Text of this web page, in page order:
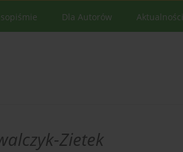
Dla Autorów Aktualności
Zietek